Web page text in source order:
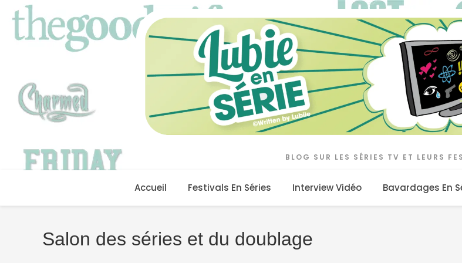
content
BLOG SUR LES SÉRIES TV ET LEURS
Accueil Festivals En Séries Interview Vidéo Bavardages En
Salon des séries et du doublage